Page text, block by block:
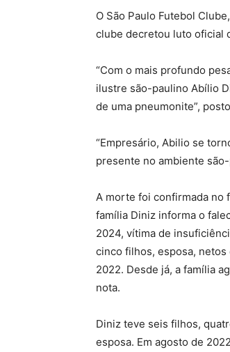
O São Paulo Futebol
clube decretou luto oficial
“Com o mais profundo
ilustre são-paulino Abílio
de uma pneumonite”,
“Empresário, Abilio se
presente no ambiente
A morte foi confirmada no
família Diniz informa o
2024, vítima de
cinco filhos, esposa,
2022. Desde já, a família
nota.
Diniz teve seis filhos,
esposa. Em agosto de